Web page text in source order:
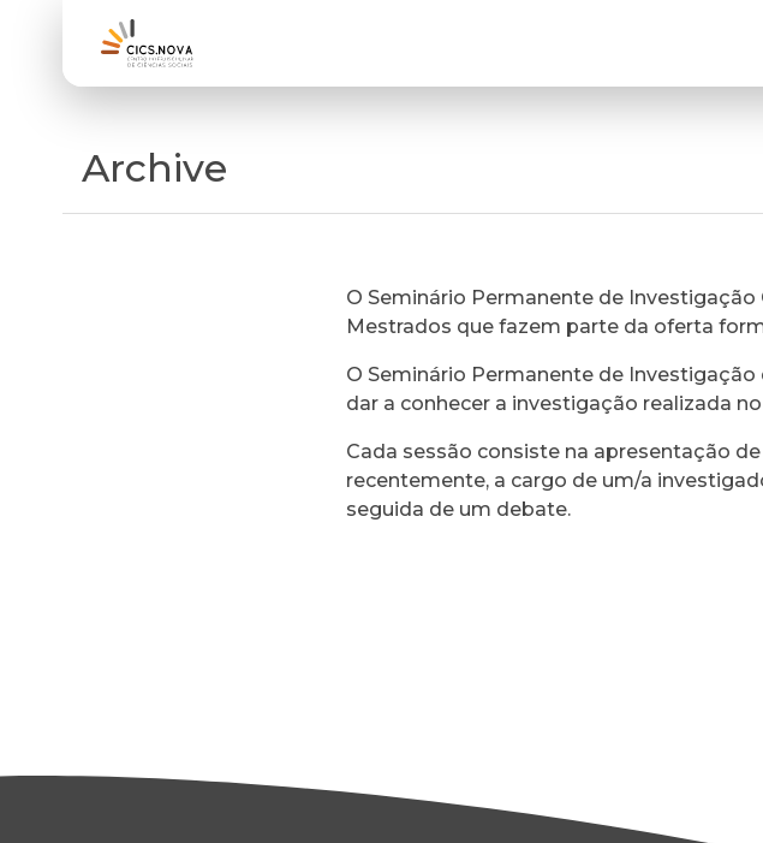
Archive
O Seminário Permanente de Investigação
Mestrados que fazem parte da oferta
O Seminário Permanente de
dar a conhecer a investigação realizada
Cada sessão consiste na apresentação
recentemente, a cargo de um/a
seguida de um debate.